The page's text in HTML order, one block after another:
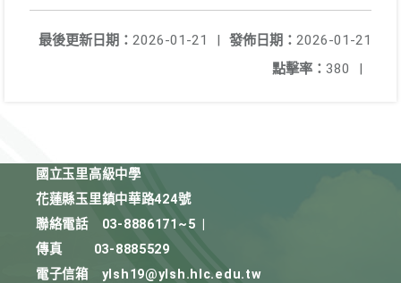
發佈日期： 2026-01-21
最後更新日期： 2026-01-21
|
點擊率： 380 |
國立玉里高級中學
花蓮縣玉里鎮中華路424號
聯絡電話
03-8886171~5
傳真
03-8885529
電子信箱
ylsh19@ylsh.hlc.edu.tw